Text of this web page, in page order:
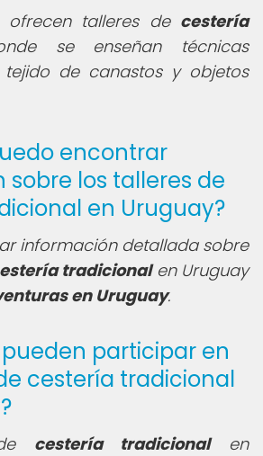
ofrecen talleres de cestería
se enseñan técnicas
tejido de canastos y objetos
encontrar
los talleres de
en Uruguay?
información detallada sobre
tradicionalen Uruguay
en Uruguay.
pueden participar en
cestería tradicional
cestería tradicionalen